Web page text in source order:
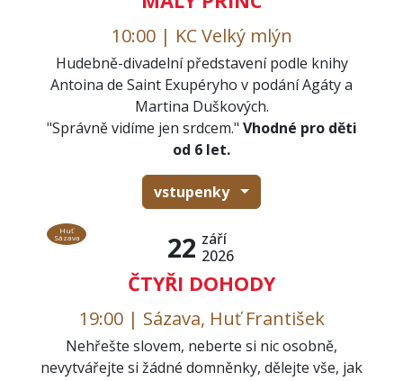
10:00 | KC Velký mlýn
Hudebně-divadelní představení podle knihy
Antoina de Saint Exupéryho v podání Agáty a
Martina Duškových.
"Správně vidíme jen srdcem." Vhodné pro děti
od 6 let.
vstupenky
22 září
2026
ČTYŘI DOHODY
Huť
Sázava
19:00 | Sázava, Huť František
Nehřešte slovem, neberte si nic osobně,
nevytvářejte si žádné domněnky, dělejte vše, jak